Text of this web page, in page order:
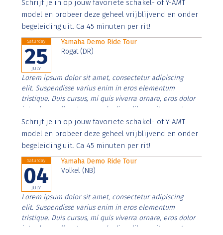
imperdiet. Nunc ut sem vitae risus tristique posuere.
Schrijf je in op jouw favoriete schakel- of Y-AMT
model en probeer deze geheel vrijblijvend en onder
begeleiding uit. Ca 45 minuten per rit!
Saturday
25
JULY
Yamaha Demo Ride Tour
Rogat (DR)
Lorem ipsum dolor sit amet, consectetur adipiscing
elit. Suspendisse varius enim in eros elementum
tristique. Duis cursus, mi quis viverra ornare, eros dolor
interdum nulla, ut commodo diam libero vitae erat.
Aenean faucibus nibh et justo cursus id rutrum lorem
imperdiet. Nunc ut sem vitae risus tristique posuere.
Schrijf je in op jouw favoriete schakel- of Y-AMT
model en probeer deze geheel vrijblijvend en onder
begeleiding uit. Ca 45 minuten per rit!
Saturday
04
JULY
Yamaha Demo Ride Tour
Volkel (NB)
Lorem ipsum dolor sit amet, consectetur adipiscing
elit. Suspendisse varius enim in eros elementum
tristique. Duis cursus, mi quis viverra ornare, eros dolor
interdum nulla, ut commodo diam libero vitae erat.